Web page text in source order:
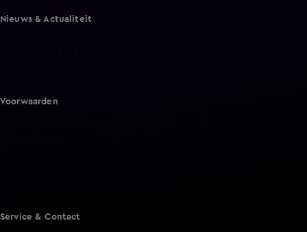
Nieuws & Actualiteit
Voorwaarden
Service & Contact